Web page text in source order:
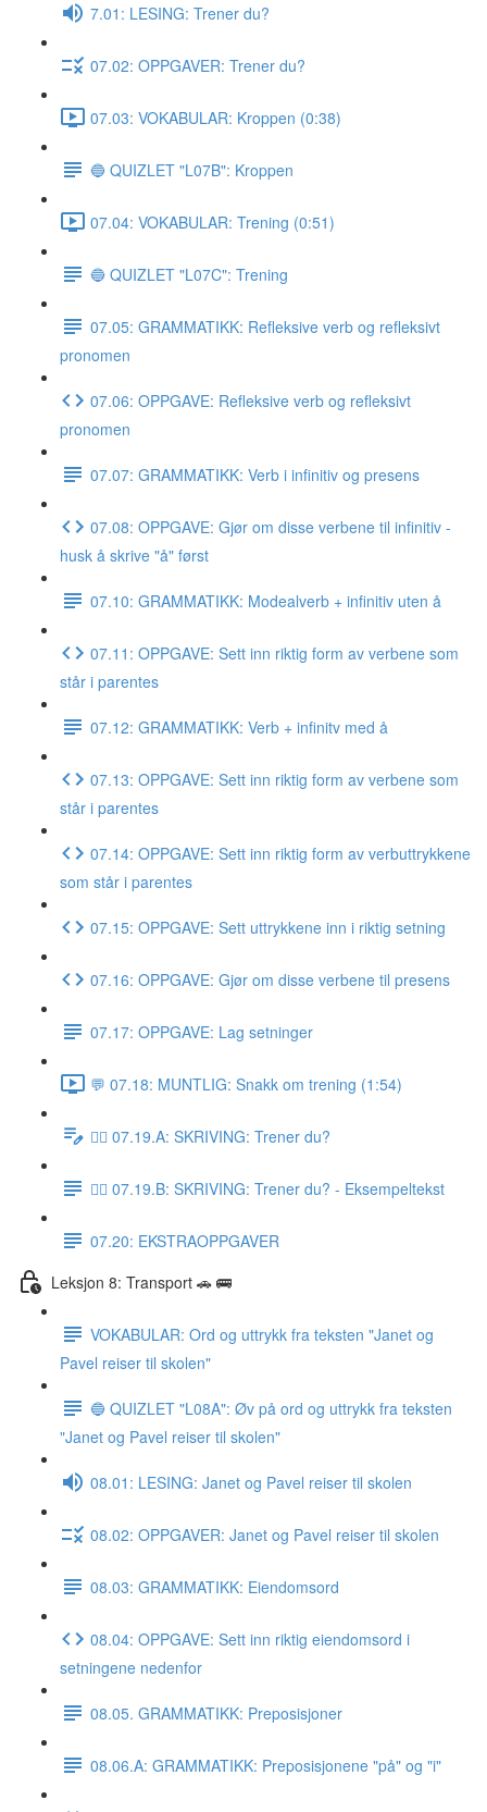
7.01: LESING: Trener du?
07.02: OPPGAVER: Trener du?
07.03: VOKABULAR: Kroppen (0:38)
🔵 QUIZLET "L07B": Kroppen
07.04: VOKABULAR: Trening (0:51)
🔵 QUIZLET "L07C": Trening
07.05: GRAMMATIKK: Refleksive verb og refleksivt
pronomen
07.06: OPPGAVE: Refleksive verb og refleksivt
pronomen
07.07: GRAMMATIKK: Verb i infinitiv og presens
07.08: OPPGAVE: Gjør om disse verbene til infinitiv -
husk å skrive "å" først
07.10: GRAMMATIKK: Modealverb + infinitiv uten å
07.11: OPPGAVE: Sett inn riktig form av verbene som
står i parentes
07.12: GRAMMATIKK: Verb + infinitv med å
07.13: OPPGAVE: Sett inn riktig form av verbene som
står i parentes
07.14: OPPGAVE: Sett inn riktig form av verbuttrykkene
som står i parentes
07.15: OPPGAVE: Sett uttrykkene inn i riktig setning
07.16: OPPGAVE: Gjør om disse verbene til presens
07.17: OPPGAVE: Lag setninger
💬 07.18: MUNTLIG: Snakk om trening (1:54)
✍🏼 07.19.A: SKRIVING: Trener du?
✍🏼 07.19.B: SKRIVING: Trener du? - Eksempeltekst
07.20: EKSTRAOPPGAVER
Leksjon 8: Transport 🚗 🚌
VOKABULAR: Ord og uttrykk fra teksten "Janet og
Pavel reiser til skolen"
🔵 QUIZLET "L08A": Øv på ord og uttrykk fra teksten
"Janet og Pavel reiser til skolen"
08.01: LESING: Janet og Pavel reiser til skolen
08.02: OPPGAVER: Janet og Pavel reiser til skolen
08.03: GRAMMATIKK: Eiendomsord
08.04: OPPGAVE: Sett inn riktig eiendomsord i
setningene nedenfor
08.05. GRAMMATIKK: Preposisjoner
08.06.A: GRAMMATIKK: Preposisjonene "på" og "i"